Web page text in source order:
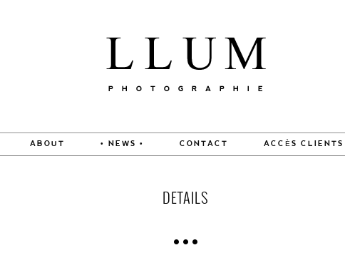
ABOUT • NEWS • CONTACT ACCÈS CLIENTS
DETAILS